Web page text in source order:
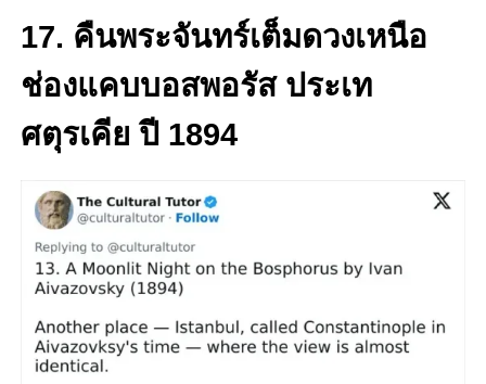
17. คืนพระจันทร์เต็มดวงเหนือ
ช่องแคบบอสพอรัส ประเท
ศตุรเคีย ปี 1894